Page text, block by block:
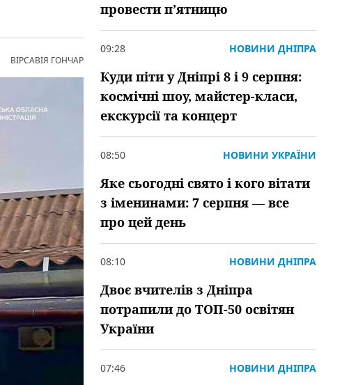
ВІРСАВІЯ ГОНЧАР
провести пʼятницю
09:28 НОВИНИ ДНІПРА
Куди піти у Дніпрі 8 і 9 серпня:
космічні шоу, майстер-класи,
екскурсії та концерт
08:50 НОВИНИ УКРАЇНИ
Яке сьогодні свято і кого вітати
з іменинами: 7 серпня — все
про цей день
08:10 НОВИНИ ДНІПРА
Двоє вчителів з Дніпра
потрапили до ТОП-50 освітян
України
07:46 НОВИНИ ДНІПРА